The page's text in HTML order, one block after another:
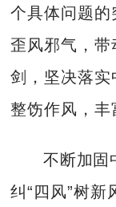
个具体问题的
歪风邪气，带
剑，坚决落实
整饬作风，丰
不断加固
纠“四风”树新